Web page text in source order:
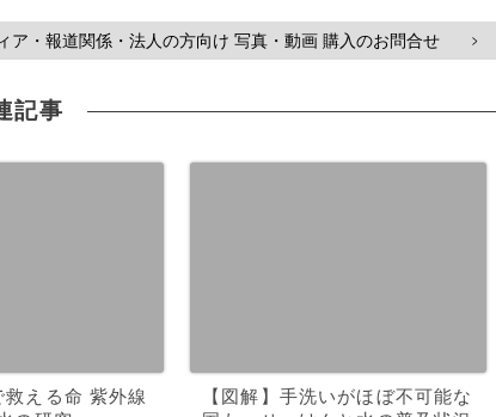
ア・報道関係・法人の方向け 写真・動画 購入のお問合せ >
記事
救える命 紫外線
【図解】手洗いがほぼ不可能な